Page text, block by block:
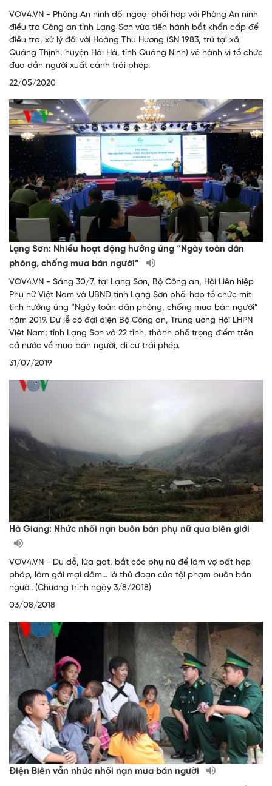
VOV4.VN - Phòng An ninh đối ngoại phối hợp với Phòng An ninh
điều tra Công an tỉnh Lạng Sơn vừa tiến hành bắt khẩn cấp để
điều tra, xử lý đối với Hoàng Thu Hương (SN 1983, trú tại xã
Quảng Thịnh, huyện Hải Hà, tỉnh Quảng Ninh) về hành vi tổ chức
đưa dẫn người xuất cảnh trái phép.
22/05/2020
Lạng Sơn: Nhiều hoạt động hưởng ứng “Ngày toàn dân
phòng, chống mua bán người”
VOV4.VN - Sáng 30/7, tại Lạng Sơn, Bộ Công an, Hội Liên hiệp
Phụ nữ Việt Nam và UBND tỉnh Lạng Sơn phối hợp tổ chức mít
tinh hưởng ứng “Ngày toàn dân phòng, chống mua bán người”
năm 2019. Dự lễ có đại diện Bộ Công an, Trung ương Hội LHPN
Việt Nam; tỉnh Lạng Sơn và 22 tỉnh, thành phố trọng điểm trên
cả nước về mua bán người, di cư trái phép.
31/07/2019
Hà Giang: Nhức nhối nạn buôn bán phụ nữ qua biên giới
VOV4.VN - Dụ dỗ, lừa gạt, bắt cóc phụ nữ để làm vợ bất hợp
pháp, làm gái mại dâm... là thủ đoạn của tội phạm buôn bán
người. (Chương trình ngày 3/8/2018)
03/08/2018
Điện Biên vẫn nhức nhối nạn mua bán người